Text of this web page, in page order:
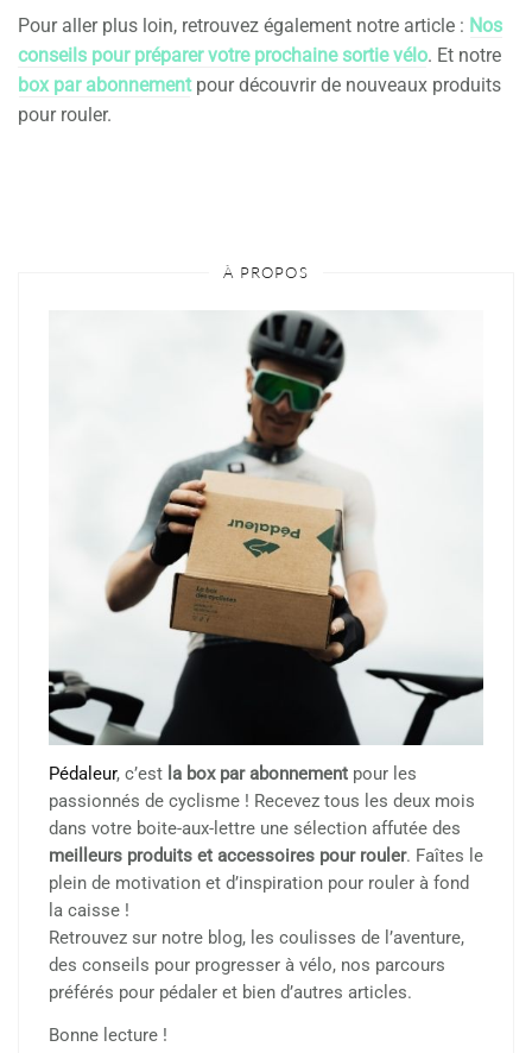
Pour aller plus loin, retrouvez également notre article : Nos
conseils pour préparer votre prochaine sortie vélo. Et notre
box par abonnementpour découvrir de nouveaux produits
pour rouler.
À PROPOS
Pédaleur, c’est la box par abonnement pour les
passionnés de cyclisme ! Recevez tous les deux mois
dans votre boite-aux-lettre une sélection affutée des
meilleurs produits et accessoires pour rouler. Faîtes le
plein de motivation et d’inspiration pour rouler à fond
la caisse !
Retrouvez sur notre blog, les coulisses de l’aventure,
des conseils pour progresser à vélo, nos parcours
préférés pour pédaler et bien d’autres articles.
Bonne lecture !